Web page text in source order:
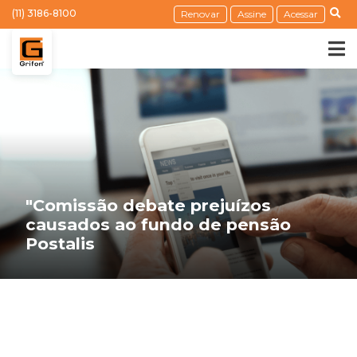
(11) 3186-8100 Renovar Assine Acessar
"Comissão debate prejuízos
causados ao fundo de pensão
Postalis